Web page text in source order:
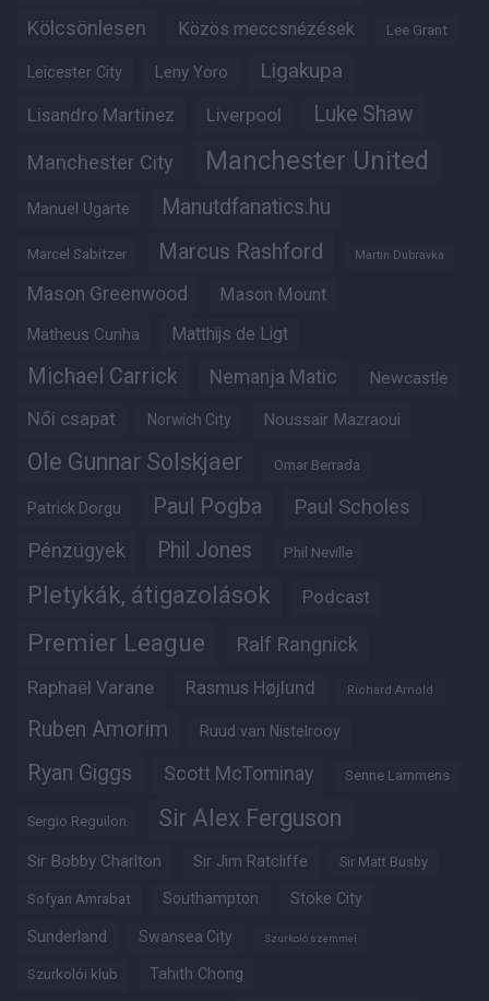
Kölcsönlesen Közös meccsnézések Lee Grant
Leicester City Leny Yoro Ligakupa
Lisandro Martinez Liverpool Luke Shaw
Manchester City Manchester United
Manuel Ugarte Manutdfanatics.hu
Marcel Sabitzer Marcus Rashford Martin Dubravka
Mason Greenwood Mason Mount
Matheus Cunha Matthijs de Ligt
Michael Carrick Nemanja Matic Newcastle
Női csapat Norwich City Noussair Mazraoui
Ole Gunnar Solskjaer Omar Berrada
Patrick Dorgu Paul Pogba Paul Scholes
Pénzügyek Phil Jones Phil Neville
Pletykák, átigazolások Podcast
Premier League Ralf Rangnick
Raphaël Varane Rasmus Højlund Richard Arnold
Ruben Amorim Ruud van Nistelrooy
Ryan Giggs Scott McTominay Senne Lammens
Sergio Reguilon Sir Alex Ferguson
Sir Bobby Charlton Sir Jim Ratcliffe Sir Matt Busby
Sofyan Amrabat Southampton Stoke City
Sunderland Swansea City Szurkoló szemmel
Szurkolói klub Tahith Chong